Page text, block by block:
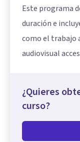
Este programa
duración e
como el trabajo
audiovisual
¿Quieres
curso?